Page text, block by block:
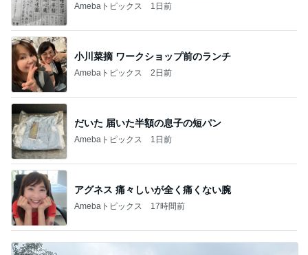
Amebaトピックス 1日前
小川菜摘 ワークショップ前のランチ
Amebaトピックス 2日前
だいた 届いた半額の息子の短パン
Amebaトピックス 1日前
アグネス 痛々しいが全く痛くない腕
Amebaトピックス 17時間前